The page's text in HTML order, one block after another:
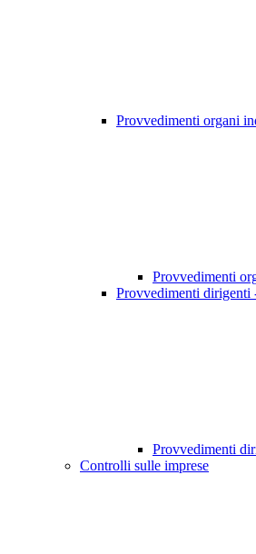
Provvedimenti organi
Provvedimenti
Provvedimenti dirigenti
Provvedimenti
Controlli sulle imprese